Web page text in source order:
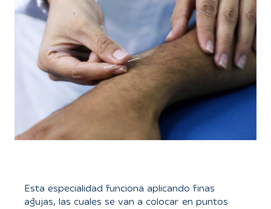
Esta especialidad funciona aplicando finas
agujas, las cuales se van a colocar en puntos